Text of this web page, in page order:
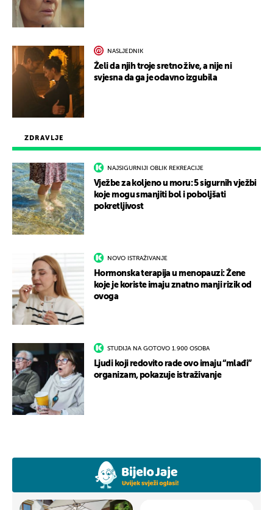
ZDRAVLJE
NAJSIGURNIJI OBLIK REKREACIJE
Vježbe za koljeno u moru: 5 sigurnih vježbi
koje mogu smanjiti bol i poboljšati
pokretljivost
NOVO ISTRAŽIVANJE
Hormonska terapija u menopauzi: Žene
koje je koriste imaju znatno manji rizik od
ovoga
STUDIJA NA GOTOVO 1.900 OSOBA
Ljudi koji redovito rade ovo imaju “mlađi”
organizam, pokazuje istraživanje
NASLJEDNIK
Želi da njih troje sretno žive, a nije ni
svjesna da ga je odavno izgubila